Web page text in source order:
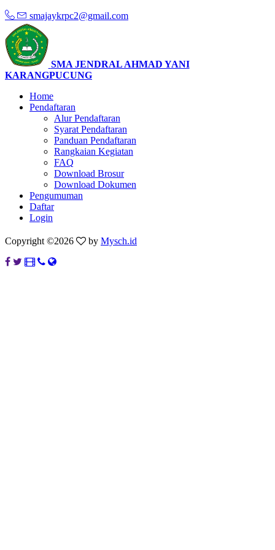
smajaykrpc2@gmail.com
SMA JENDRAL AHMAD YANI
KARANGPUCUNG
Home
Pendaftaran
Alur Pendaftaran
Syarat Pendaftaran
Panduan Pendaftaran
Rangkaian Kegiatan
FAQ
Download Brosur
Download Dokumen
Pengumuman
Daftar
Login
Copyright ©2026 by Mysch.id